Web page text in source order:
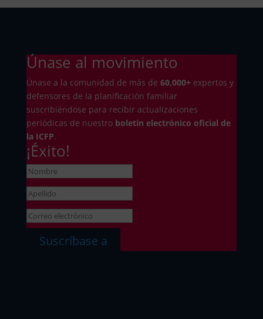
Únase al movimiento
Únase a la comunidad de más de 60,000+expertos y
defensores de la planificación familiar
suscribiéndose para recibir actualizaciones
periódicas de nuestro boletín electrónico oficial de
la ICFP.
¡Éxito!
Suscríbase a